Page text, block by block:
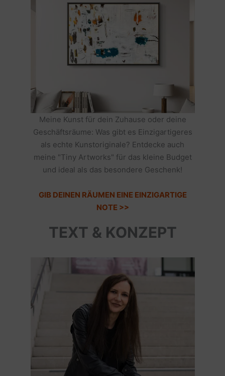
Meine Kunst für dein Zuhause oder deine
Geschäftsräume: Was gibt es Einzigartigeres
als echte Kunstoriginale? Entdecke auch
meine "Tiny Artworks" für das kleine Budget
und ideal als das besondere Geschenk!
GIB DEINEN RÄUMEN EINE EINZIGARTIGE
NOTE >>
TEXT & KONZEPT